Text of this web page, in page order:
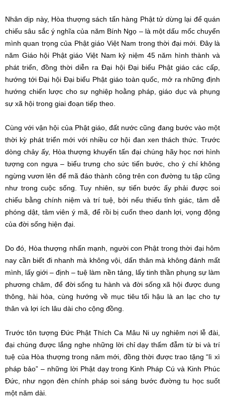
Nhân dịp này, Hòa thượng sách tấn hàng Phật tử dừng lại để quán
chiếu sâu sắc ý nghĩa của năm Bính Ngọ – là một dấu mốc chuyển
mình quan trọng của Phật giáo Việt Nam trong thời đại mới. Đây là
năm Giáo hội Phật giáo Việt Nam kỷ niệm 45 năm hình thành và
phát triển, đồng thời diễn ra Đại hội Đại biểu Phật giáo các cấp,
hướng tới Đại hội Đại biểu Phật giáo toàn quốc, mở ra những định
hướng chiến lược cho sự nghiệp hoằng pháp, giáo dục và phụng
sự xã hội trong giai đoạn tiếp theo.
Cùng với vận hội của Phật giáo, đất nước cũng đang bước vào một
thời kỳ phát triển mới với nhiều cơ hội đan xen thách thức. Trước
dòng chảy ấy, Hòa thượng khuyến tấn đại chúng hãy học nơi hình
tượng con ngựa – biểu trưng cho sức tiến bước, cho ý chí không
ngừng vươn lên để mã đáo thành công trên con đường tu tập cũng
như trong cuộc sống. Tuy nhiên, sự tiến bước ấy phải được soi
chiếu bằng chính niệm và trí tuệ, bởi nếu thiếu tỉnh giác, tâm dễ
phóng dật, tâm viên ý mã, để rồi bị cuốn theo danh lợi, vọng động
của đời sống hiện đại.
Do đó, Hòa thượng nhấn mạnh, người con Phật trong thời đại hôm
nay cần biết đi nhanh mà không vội, dấn thân mà không đánh mất
mình, lấy giới – định – tuệ làm nền tảng, lấy tinh thần phụng sự làm
phương châm, để đời sống tu hành và đời sống xã hội được dung
thông, hài hòa, cùng hướng về mục tiêu tối hậu là an lạc cho tự
thân và lợi ích lâu dài cho cộng đồng.
Trước tôn tượng Đức Phật Thích Ca Mâu Ni uy nghiêm nơi lễ đài,
đại chúng được lắng nghe những lời chỉ dạy thấm đẫm từ bi và trí
tuệ của Hòa thượng trong năm mới, đồng thời được trao tặng “lì xì
pháp bảo” – những lời Phật dạy trong Kinh Pháp Cú và Kinh Phúc
Đức, như ngọn đèn chính pháp soi sáng bước đường tu học suốt
một năm dài.